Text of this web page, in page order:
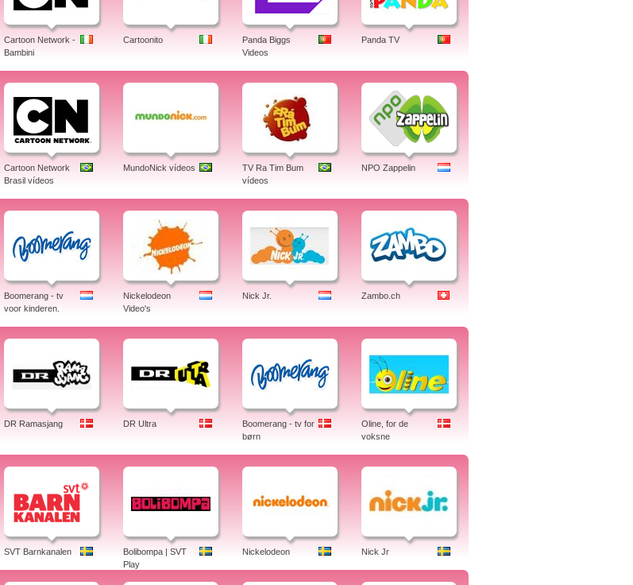
Cartoon Network -
Bambini
Cartoonito
Panda Biggs
Videos
Panda TV
Cartoon Network
Brasil vídeos
MundoNick vídeos
TV Ra Tim Bum
vídeos
NPO Zappelin
Boomerang - tv
voor kinderen.
Nickelodeon
Video's
Nick Jr. Zambo.ch
DR Ramasjang DR Ultra
Boomerang - tv for
børn
Oline, for de
voksne
SVT Barnkanalen
Bolibompa | SVT
Play
Nickelodeon Nick Jr